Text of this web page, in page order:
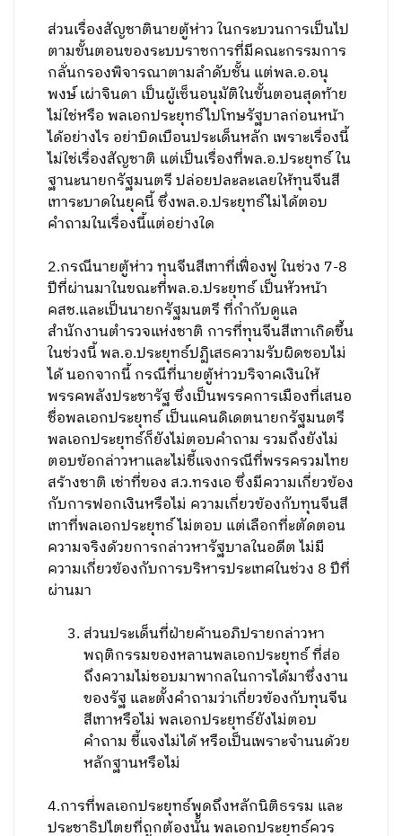
ส่วนเรื่องสัญชาตินายตู้ห่าว ในกระบวนการเป็นไป
ตามขั้นตอนของระบบราชการที่มีคณะกรรมการ
กลั่นกรองพิจารณาตามลำดับชั้น แต่พล.อ.อนุ
พงษ์ เผ่าจินดา เป็นผู้เซ็นอนุมัติในขั้นตอนสุดท้าย
ไม่ใช่หรือ พลเอกประยุทธ์ไปโทษรัฐบาลก่อนหน้า
ได้อย่างไร อย่าบิดเบือนประเด็นหลัก เพราะเรื่องนี้
ไม่ใช่เรื่องสัญชาติ แต่เป็นเรื่องที่พล.อ.ประยุทธ์ ใน
ฐานะนายกรัฐมนตรี ปล่อยปละละเลยให้ทุนจีนสี
เทาระบาดในยุคนี้ ซึ่งพล.อ.ประยุทธ์ไม่ได้ตอบ
คำถามในเรื่องนี้แต่อย่างใด
2.กรณีนายตู้ห่าว ทุนจีนสีเทาที่เฟื่องฟู ในช่วง 7-8
ปีที่ผ่านมาในขณะที่พล.อ.ประยุทธ์ เป็นหัวหน้า
คสช.และเป็นนายกรัฐมนตรี ที่กำกับดูแล
สำนักงานตำรวจแห่งชาติ การที่ทุนจีนสีเทาเกิดขึ้น
ในช่วงนี้ พล.อ.ประยุทธ์ปฏิเสธความรับผิดชอบไม่
ได้ นอกจากนี้ กรณีที่นายตู้ห่าวบริจาคเงินให้
พรรคพลังประชารัฐ ซึ่งเป็นพรรคการเมืองที่เสนอ
ชื่อพลเอกประยุทธ์ เป็นแคนดิเดตนายกรัฐมนตรี
พลเอกประยุทธ์ก็ยังไม่ตอบคำถาม รวมถึงยังไม่
ตอบข้อกล่าวหาและไม่ชี้แจงกรณีที่พรรครวมไทย
สร้างชาติ เช่าที่ของ ส.ว.ทรงเอ ซึ่งมีความเกี่ยวข้อง
กับการฟอกเงินหรือไม่ ความเกี่ยวข้องกับทุนจีนสี
เทาที่พลเอกประยุทธ์ ไม่ตอบ แต่เลือกที่ะตัดตอน
ความจริงด้วยการกล่าวหารัฐบาลในอดีต ไม่มี
ความเกี่ยวข้องกับการบริหารประเทศในช่วง 8 ปีที่
ผ่านมา
ส่วนประเด็นที่ฝ่ายค้านอภิปรายกล่าวหา
พฤติกรรมของหลานพลเอกประยุทธ์ ที่ส่อ
ถึงความไม่ชอบมาพากลในการได้มาซึ่งงาน
ของรัฐ และตั้งคำถามว่าเกี่ยวข้องกับทุนจีน
สีเทาหรือไม่ พลเอกประยุทธ์ยังไม่ตอบ
คำถาม ชี้แจงไม่ได้ หรือเป็นเพราะจำนนด้วย
หลักฐานหรือไม่
4.การที่พลเอกประยุทธ์พูดถึงหลักนิติธรรม และ
ประชาธิปไตยที่ถูกต้องนั้น พลเอกประยุทธ์ควร